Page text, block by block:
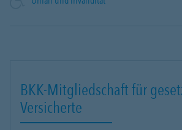
BKK-Mitgliedschaft für
Versicherte